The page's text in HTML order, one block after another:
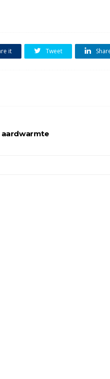
it Tweet
aardwarmte